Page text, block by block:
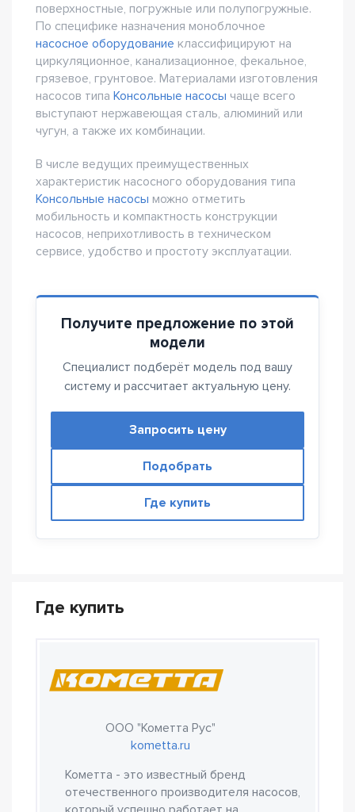
поверхностные, погружные или полупогружные.
По специфике назначения моноблочное
насосное оборудование классифицируют на
циркуляционное, канализационное, фекальное,
грязевое, грунтовое. Материалами изготовления
насосов типа Консольные насосы чаще всего
выступают нержавеющая сталь, алюминий или
чугун, а также их комбинации.
В числе ведущих преимущественных
характеристик насосного оборудования типа
Консольные насосы можно отметить
мобильность и компактность конструкции
насосов, неприхотливость в техническом
сервисе, удобство и простоту эксплуатации.
Получите предложение по этой
модели
Специалист подберёт модель под вашу
систему и рассчитает актуальную цену.
Запросить цену
Подобрать
Где купить
Где купить
ООО "Кометта Рус"
kometta.ru
Кометта - это известный бренд
отечественного производителя насосов,